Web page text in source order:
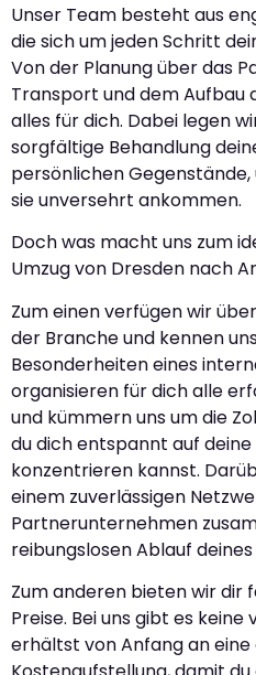
Unser Team besteht aus
die sich um jeden Schritt
Von der Planung über das
Transport und dem Aufbau
alles für dich. Dabei legen
sorgfältige Behandlung
persönlichen
sie unversehrt ankommen.
Doch was macht uns zum
Umzug von Dresden nach
Zum einen verfügen wir
der Branche und kennen
Besonderheiten eines
organisieren für dich alle
und kümmern uns um die
du dich entspannt auf
konzentrieren kannst.
einem zuverlässigen
Partnerunternehmen
reibungslosen Ablauf
Zum anderen bieten wir dir
Preise. Bei uns gibt es
erhältst von Anfang an